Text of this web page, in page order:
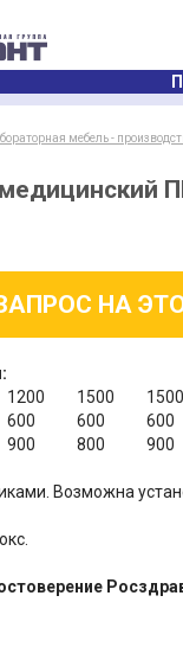
мебель -
НА
1200 1500
600 600
600
900 800 900
Возможна